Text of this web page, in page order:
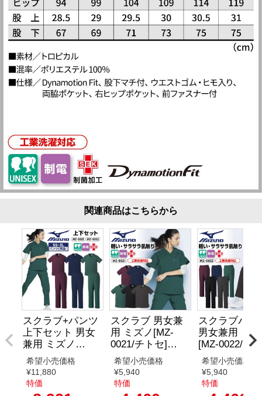
関連商品はこちらから
スクラブ+パンツ
上下セット 男女
兼用 ミズノ
[MZ0021,MZ0022/
チトセ］（SS-
3L）
希望小売価格
¥11,880
特価
スクラブ 男女兼
用 ミズノ[MZ-
0021/チトセ]
（SS-3L）
希望小売価格
¥5,940
特価
スクラブパン
男女兼用 ミ
[MZ-0022/チ
（SS-3L）
希望小売価格
¥5,940
特価